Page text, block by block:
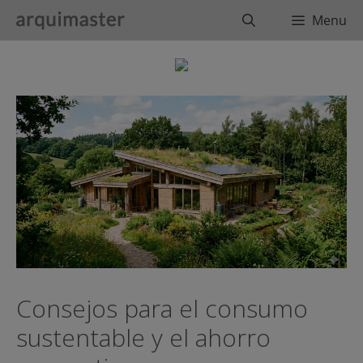
BuscarMenu
Consejos para el consumo
sustentable y el ahorro